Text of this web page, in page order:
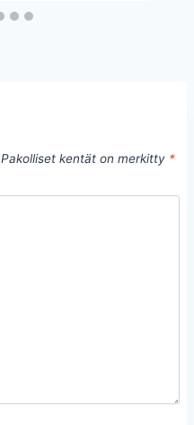
Pakolliset kentät on merkitty *